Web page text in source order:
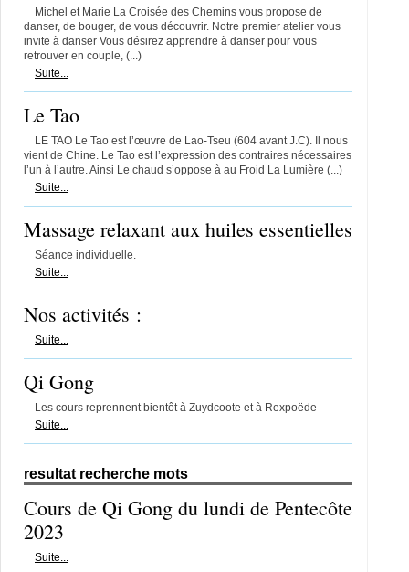
Michel et Marie La Croisée des Chemins vous propose de
danser, de bouger, de vous découvrir. Notre premier atelier vous
invite à danser Vous désirez apprendre à danser pour vous
retrouver en couple, (...)
Suite...
Le Tao
LE TAO Le Tao est l’œuvre de Lao-Tseu (604 avant J.C). Il nous
vient de Chine. Le Tao est l’expression des contraires nécessaires
l’un à l’autre. Ainsi Le chaud s’oppose à au Froid La Lumière (...)
Suite...
Massage relaxant aux huiles essentielles
Séance individuelle.
Suite...
Nos activités :
Suite...
Qi Gong
Les cours reprennent bientôt à Zuydcoote et à Rexpoëde
Suite...
resultat recherche mots
Cours de Qi Gong du lundi de Pentecôte
2023
Suite...